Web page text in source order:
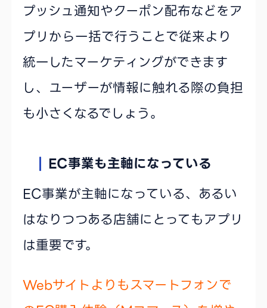
プッシュ通知やクーポン配布などをア
プリから一括で行うことで従来より
統一したマーケティングができます
し、ユーザーが情報に触れる際の負担
も小さくなるでしょう。
EC事業も主軸になっている
EC事業が主軸になっている、あるい
はなりつつある店舗にとってもアプリ
は重要です。
Webサイトよりもスマートフォンで